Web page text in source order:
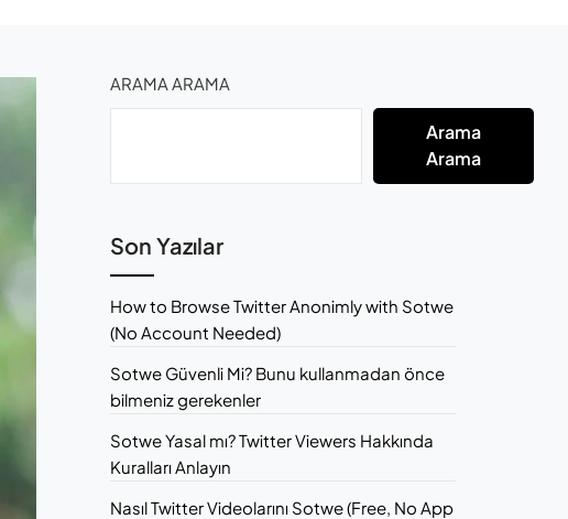
ARAMA ARAMA
Arama
Arama
Son Yazılar
How to Browse Twitter Anonimly with Sotwe
(No Account Needed)
Sotwe Güvenli Mi? Bunu kullanmadan önce
bilmeniz gerekenler
Sotwe Yasal mı? Twitter Viewers Hakkında
Kuralları Anlayın
Nasıl Twitter Videolarını Sotwe (Free, No App